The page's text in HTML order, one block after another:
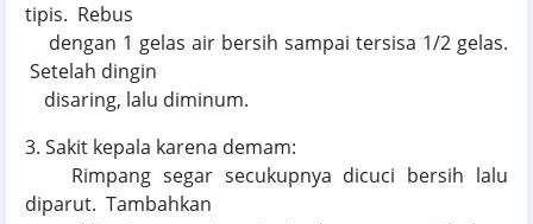
tipis. Rebus
dengan 1 gelas air bersih sampai tersisa 1/2 gelas.
Setelah dingin
disaring, lalu diminum.
3. Sakit kepala karena demam:
Rimpang segar secukupnya dicuci bersih lalu
diparut. Tambahkan